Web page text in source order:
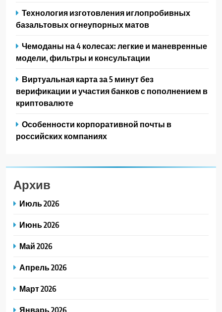
Технология изготовления иглопробивных
базальтовых огнеупорных матов
Чемоданы на 4 колесах: легкие и маневренные
модели, фильтры и консультации
Виртуальная карта за 5 минут без
верификации и участия банков с пополнением в
криптовалюте
Особенности корпоративной почты в
российских компаниях
Архив
Июль 2026
Июнь 2026
Май 2026
Апрель 2026
Март 2026
Январь 2026